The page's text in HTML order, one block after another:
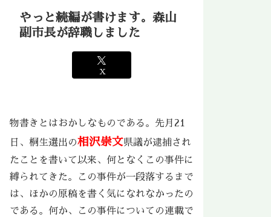
やっと続編が書けます。森山
副市長が辞職しました
X
物書きとはおかしなものである。先月21
日、桐生選出の相沢崇文県議が逮捕され
たことを書いて以来、何となくこの事件に
縛られてきた。この事件が一段落するまで
は、ほかの原稿を書く気になれなかったの
である。何か、この事件についての連載で